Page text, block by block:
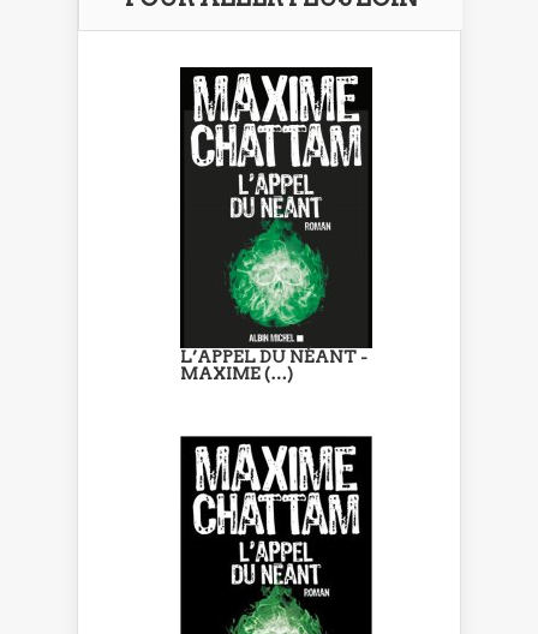
L’APPEL DU NÉANT -
MAXIME (…)